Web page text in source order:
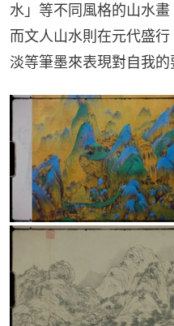
水」等不同風格的山水
而文人山水則在元代盛
淡等筆墨來表現對自我的